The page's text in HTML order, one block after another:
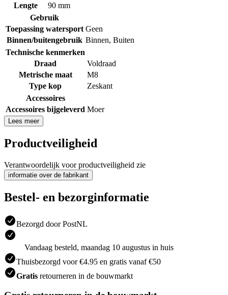
Lengte
90 mm
Gebruik
Toepassing watersport Geen
Binnen/buitengebruik Binnen, Buiten
Technische kenmerken
Draad
Voldraad
Metrische maat
M8
Type kop
Zeskant
Accessoires
Accessoires bijgeleverd Moer
Lees meer
Productveiligheid
Verantwoordelijk voor productveiligheid zie
informatie over de fabrikant
Bestel- en bezorginformatie
Bezorgd door PostNL
Vandaag besteld, maandag 10 augustus in huis
Thuisbezorgd voor €4.95 en gratis vanaf €50
Gratis retourneren in de bouwmarkt